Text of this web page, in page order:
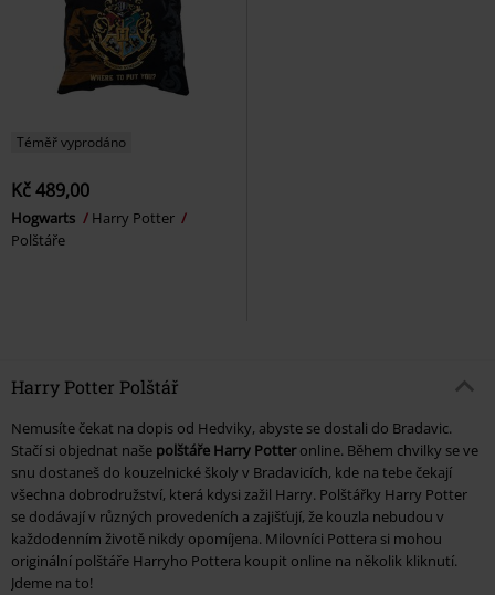
Téměř vyprodáno
Kč 489,00
Hogwarts
Harry Potter
Polštáře
Harry Potter Polštář
Nemusíte čekat na dopis od Hedviky, abyste se dostali do Bradavic.
Stačí si objednat naše polštáře Harry Potteronline. Během chvilky se ve
snu dostaneš do kouzelnické školy v Bradavicích, kde na tebe čekají
všechna dobrodružství, která kdysi zažil Harry. Polštářky Harry Potter
se dodávají v různých provedeních a zajišťují, že kouzla nebudou v
každodenním životě nikdy opomíjena. Milovníci Pottera si mohou
originální polštáře Harryho Pottera koupit online na několik kliknutí.
Jdeme na to!